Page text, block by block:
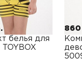
белья для
860